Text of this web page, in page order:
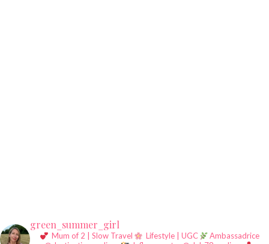
green_summer_girl
Mum of 2 | Slow Travel Lifestyle | UGC
Ambassadrice